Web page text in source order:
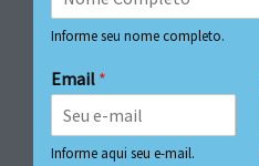
Informe seu nome completo.
Email *
Informe aqui seu e-mail.